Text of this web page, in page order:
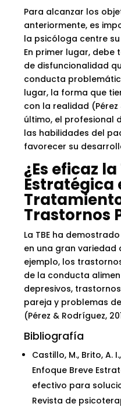
Para alcanzar los
anteriormente, es
la psicóloga centre
En primer lugar, debe
de disfuncionalidad
conducta
lugar, la forma que
con la realidad (Pérez
último, el profesional
las habilidades del
favorecer su
¿Es eficaz
Estratégica
Trastornos
La TBE ha
en una gran
ejemplo, los
de la conducta
depresivos,
pareja y problemas
(Pérez & Rodríguez,
Bibliografía
Castillo, M., Brito, A.
Enfoque Breve
efectivo para
Revista de